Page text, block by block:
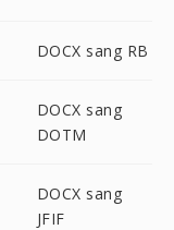
DOCX sang RB
DOCX sang
DOTM
DOCX sang
JFIF